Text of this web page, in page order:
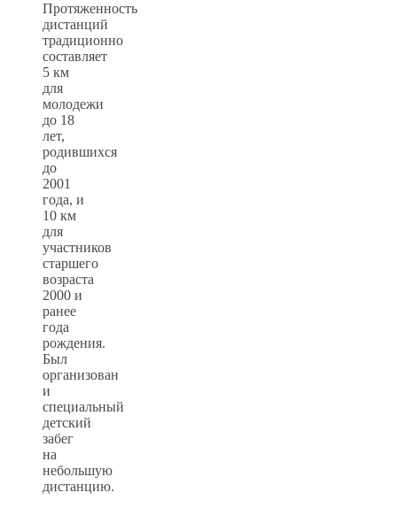
Протяженность
дистанций
традиционно
составляет
5 км
для
молодежи
до 18
лет,
родившихся
до
2001
года, и
10 км
для
участников
старшего
возраста
2000 и
ранее
года
рождения.
Был
организован
и
специальный
детский
забег
на
небольшую
дистанцию.